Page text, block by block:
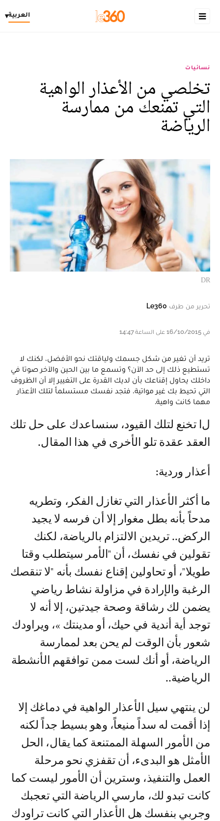
العربية▾
نسائيات
تخلصي من الأعذار الواهية
التي تمنعك من ممارسة
الرياضة
DR
تحرير من طرف Le360
في 16/10/2015 على الساعة 14:47
تريد أن تغير من شكل جسمك ولياقتك نحو الأفضل، لكنك لا
تستطيع ذلك إلى حد الآن؟ وتسمع ما بين الحين والآخر صوتا في
داخلك يحاول إقناعك بأن لديك القدرة على التغيير إلا أن الظروف
التي تحيط بك غير مواتية، فتجد نفسك مستسلماً لتلك الأعذار
مهما كانت واهية.
لا تخنع لتلك القيود، سنساعدك على حل تلك
العقد عقدة تلو الأخرى في هذا المقال.
أعذار وردية:
ما أكثر الأعذار التي تغازل الفكر، وتطريه
مدحاً بأنه بطل مغوار إلا أن فرسه لا يجيد
الركض.. تريدين الالتزام بالرياضة، لكنك
تقولين في نفسك، أن "الأمر سيتطلب وقتا
طويلا"، أو تحاولين إقناع نفسك بأنه "لا تنقصك
الرغبة والإرادة في مزاولة نشاط رياضي
يضمن لك رشاقة وصحة جيدتين، إلا أنه لا
توجد أية أندية في حيك، أو مدينتك »، ويراودك
شعور بأن الوقت لم يحن بعد لممارسة
الرياضة، أو أنك لست ممن توافقهم الأنشطة
الرياضية..
لن ينتهي سيل الأعذار الواهية في دماغك إلا
إذا أقمت له سداً منيعاً، وهو بسيط جداً لكنه
من الأمور السهلة الممتنعة كما يقال، الحل
الأمثل هو البدىء، أن تقفزي نحو مرحلة
العمل والتنفيذ، وسترين أن الأمور ليست كما
كانت تبدو لك، مارسي الرياضة التي تعجبك
وجربي بنفسك هل الأعذار التي كانت تراودك